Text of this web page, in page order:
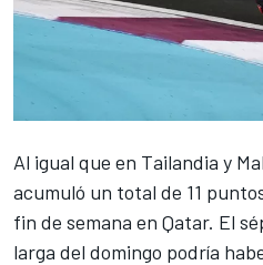
Al igual que en Tailandia y
acumuló un total de 11
fin de semana en Qatar. El
larga del domingo podría